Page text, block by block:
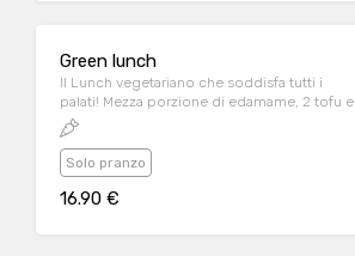
Green lunch
Il Lunch vegetariano che soddisfa tutti i
palati! Mezza porzione di edamame, 2 tofu e
2 avocado nigiri, 1 roll shibuya veggie con
zucca fritta
Solo pranzo
16.90 €